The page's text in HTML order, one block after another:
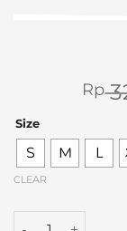
Rp
Size
S M L
CLEAR
Mark Navy